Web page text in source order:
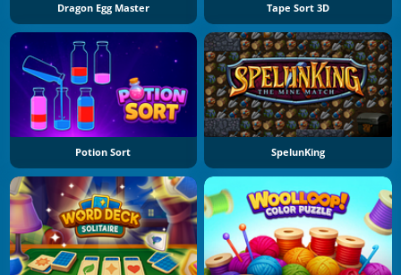
Dragon Egg Master Tape Sort 3D
Potion Sort SpelunKing